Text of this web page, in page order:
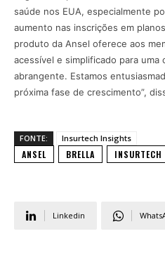
saúde nos EUA, especialmente
aumento nas inscrições em
produto da Ansel oferece aos
acessível e simplificado para uma
abrangente. Estamos
próxima fase de crescimento”,
FONTE: Insurtech Insights
ANSEL BRELLA INSURTECH
Linkedin